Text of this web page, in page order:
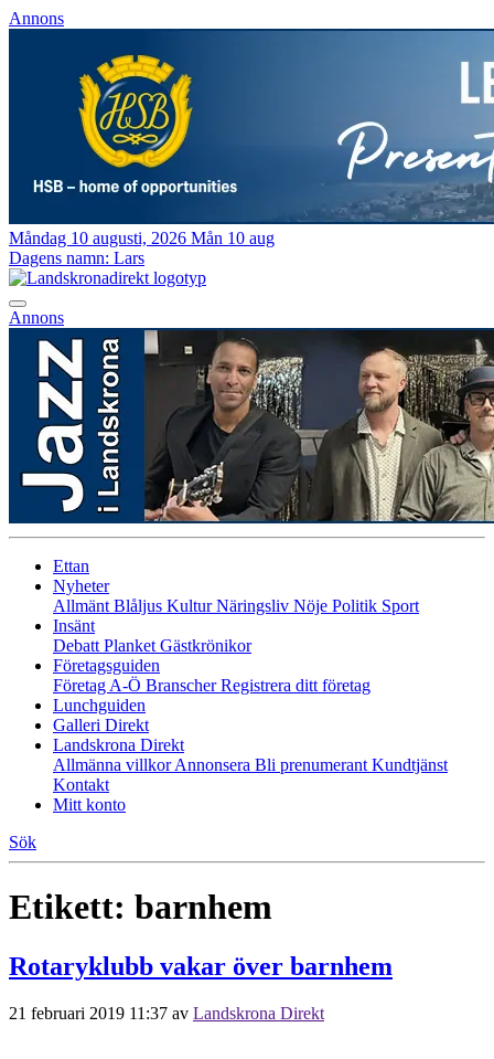
Annons
Måndag 10 augusti, 2026 Mån 10 aug
Dagens namn: Lars
Annons
Ettan
Nyheter
Allmänt Blåljus KulturNäringsliv Nöje Politik Sport
Insänt
Debatt Planket Gästkrönikor
Företagsguiden
Företag A-Ö BranscherRegistrera ditt företag
Lunchguiden
Galleri Direkt
Landskrona Direkt
Allmänna villkorAnnonsera Bli prenumerant Kundtjänst
Kontakt
Mitt konto
Sök
Etikett: barnhem
Rotaryklubb vakar över barnhem
21 februari 2019 11:37 av Landskrona Direkt